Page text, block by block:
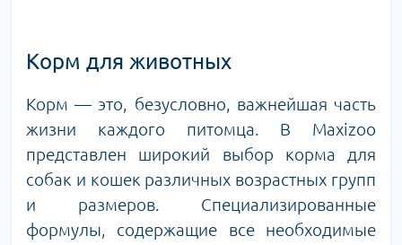
Корм для животных
Корм — это, безусловно, важнейшая часть
жизни каждого питомца. В Maxizoo
представлен широкий выбор корма для
собак и кошек различных возрастных групп
и размеров. Специализированные
формулы, содержащие все необходимые